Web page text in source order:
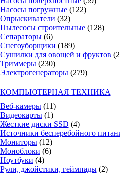
Насосы погружные (122)
Опрыскиватели (32)
Пылесосы строительные (128)
Сепараторы (6)
Снегоуборщики (189)
Сушилки для овощей и фруктов
Триммеры (230)
Электрогенераторы (279)
КОМПЬЮТЕРНАЯ ТЕХНИКА
Веб-камеры (11)
Видеокарты (1)
Жесткие диски SSD (4)
Источники бесперебойного
Мониторы (12)
Моноблоки (6)
Ноутбуки (4)
Рули, джойстики, геймпады (2)